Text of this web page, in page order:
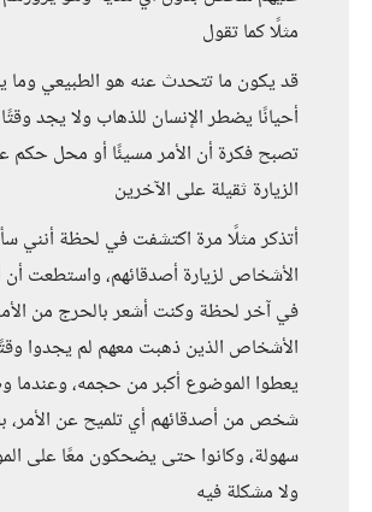
مثلًا كما تقول
قد يكون ما تتحدث عنه هو الطبيعي وما
أحيانًا يضطر الإنسان للذهاب ولا يجد
تصبح فكرة أن الأمر مسيئًا أو محل حكم
الزيارة ثقيلة على الآخرين
أتذكر مثلًا مرة اكتشفت في لحظة
الأشخاص لزيارة أصدقائهم، واستطعت
في آخر لحظة وكنت أشعر بالحرج من
الأشخاص الذين ذهبت معهم لم يجدوا
يعطوا الموضوع أكبر من حجمه، وعندما
شخص من أصدقائهم أي تلميح عن الأمر،
سهولة، وكانوا حتى يضحكون معًا على
ولا مشكلة فيه